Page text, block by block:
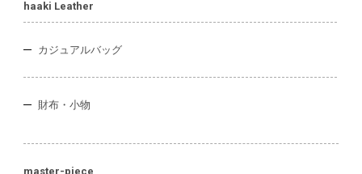
haaki Leather
カジュアルバッグ
財布・小物
master-piece